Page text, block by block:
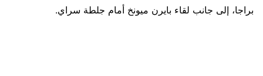
براجا، إلى جانب لقاء بايرن ميونخ أمام جلطة سراي.